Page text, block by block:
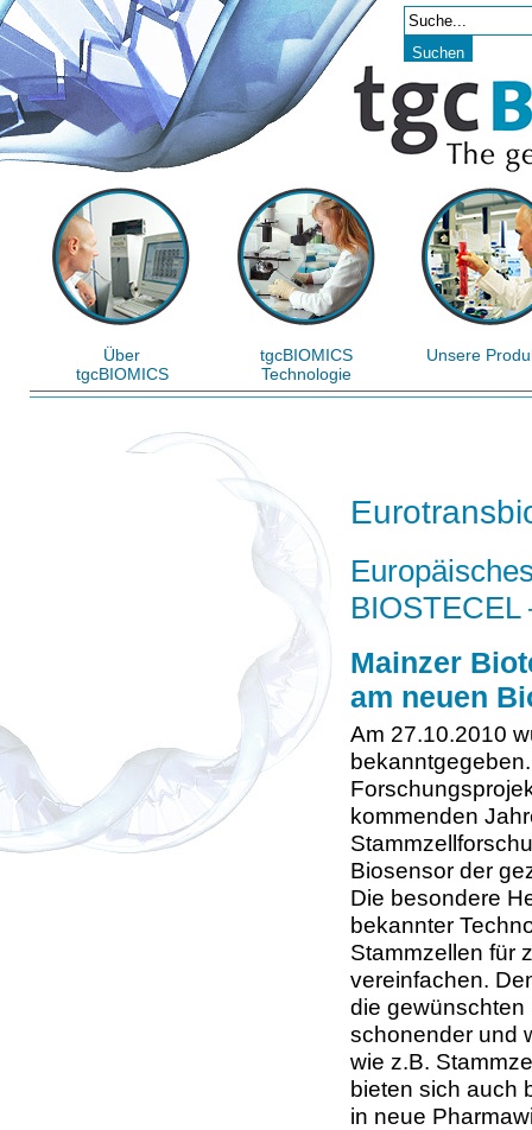
Über
tgcBIOMICS
tgcBIOMICS
Technologie
Unsere
Mainzer
am neuen
Am 27.10.2010
kommenden
Biosensor der
Die besondere
bekannter
Stammzellen für
vereinfachen.
die
schonender und
wie z.B.
bieten sich auch
in neue